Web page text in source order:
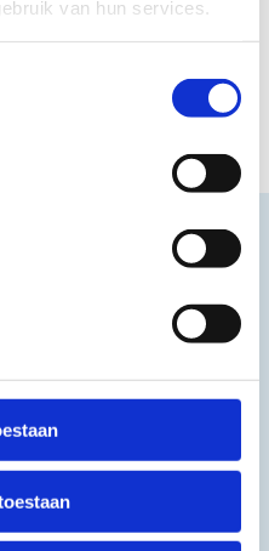
van hun services.